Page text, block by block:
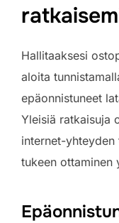
Hallitaaksesi
aloita
epäonnistuneet
Yleisiä ratkaisuja
internet-
tukeen ottaminen